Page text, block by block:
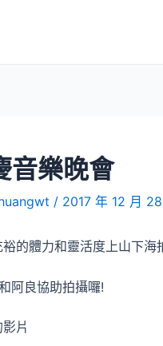
音樂晚會
/ 2017 年 12 月
的體力和靈活度上山下海
阿良協助拍攝囉!
片